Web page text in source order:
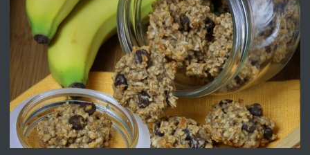
преди 1 година
ПРЕДЛАГА Работа за общи работници
преди 1 година
ПРЕДЛАГА
Първи поход "По стъпките на Ангел